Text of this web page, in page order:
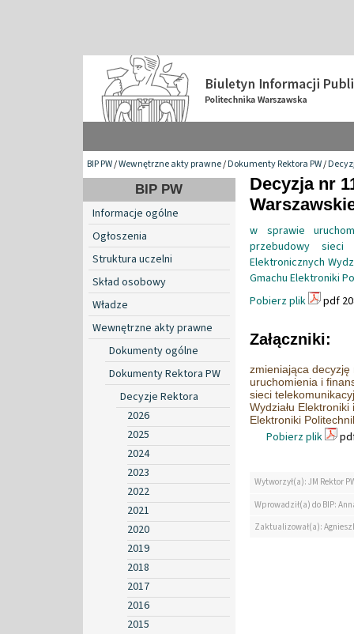
BIP PW/Wewnętrzne akty prawne/Dokumenty Rektora PW/
BIP PW
Informacje ogólne
Ogłoszenia
Struktura uczelni
Skład osobowy
Władze
Wewnętrzne akty prawne
Dokumenty ogólne
Dokumenty Rektora PW
Decyzje Rektora
2026
2025
2024
2023
2022
2021
2020
2019
2018
2017
2016
2015
Decyzja nr
w sprawie
przebudowy sieci
Elektronicznych
Gmachu Elektroniki
Pobierz plik
pdf
Załączniki:
zmieniająca decyzję
uruchomienia i
sieci
Wydziału
Elektroniki
Pobierz plik
Wytworzył(a): JM Rektor
Wprowadził(a) do BIP:
Zaktualizował(a):